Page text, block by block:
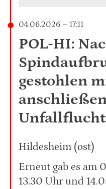
04.06.2026 – 17:11
POL-HI:
gestohlen
Unfallflucht
Hildesheim (ost)
Erneut gab es am
13.30 Uhr und